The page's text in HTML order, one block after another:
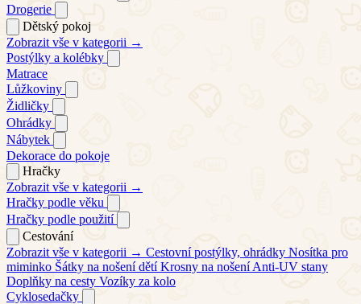
Drogerie
Dětský pokoj
Zobrazit vše v kategorii →
Postýlky a kolébky
Matrace
Lůžkoviny
Židličky
Ohrádky
Nábytek
Dekorace do pokoje
Hračky
Zobrazit vše v kategorii →
Hračky podle věku
Hračky podle použití
Cestování
Zobrazit vše v kategorii → Cestovní postýlky, ohrádky Nosítka pro
miminko Šátky na nošení dětí Krosny na nošení Anti-UV stany
Doplňky na cesty Vozíky za kolo
Cyklosedačky